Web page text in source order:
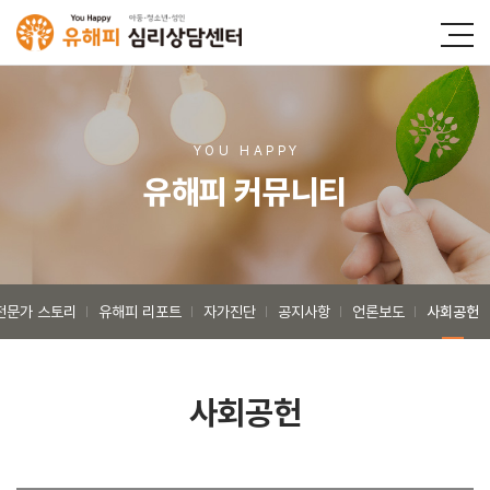
YOU HAPPY
유해피 커뮤니티
문가 스토리 유해피 리포트 자가진단 공지사항 언론보도 사회공헌
사회공헌